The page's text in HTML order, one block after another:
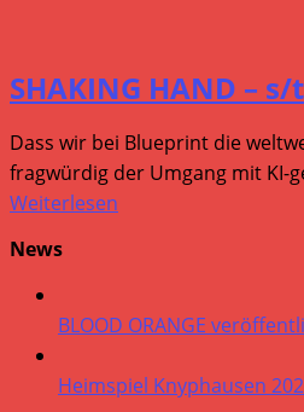
SHAKING HAND – s/t
Dass wir bei Blueprint die
fragwürdig der Umgang mit
Weiterlesen
News
BLOOD ORANGE
Heimspiel Knyphausen